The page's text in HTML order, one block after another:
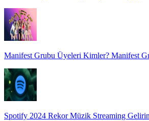
Manifest Grubu Üyeleri Kimler? Manifest
Spotify 2024 Rekor Müzik Streaming